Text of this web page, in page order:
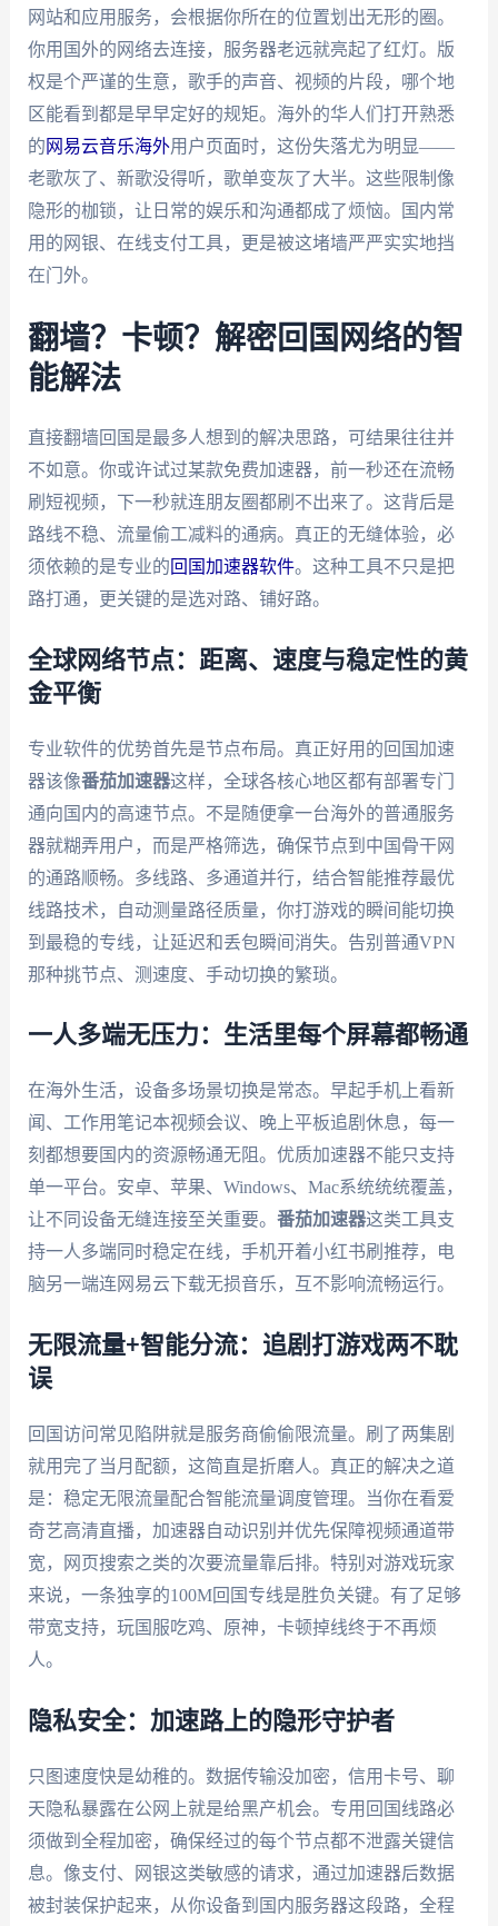
网站和应用服务，会根据你所在的位置划出无形的圈。
你用国外的网络去连接，服务器老远就亮起了红灯。版
权是个严谨的生意，歌手的声音、视频的片段，哪个地
区能看到都是早早定好的规矩。海外的华人们打开熟悉
的 网易云音乐海外用户页面时，这份失落尤为明显——
老歌灰了、新歌没得听，歌单变灰了大半。这些限制像
隐形的枷锁，让日常的娱乐和沟通都成了烦恼。国内常
用的网银、在线支付工具，更是被这堵墙严严实实地挡
在门外。
翻墙？卡顿？解密回国网络的智
能解法
直接翻墙回国是最多人想到的解决思路，可结果往往并
不如意。你或许试过某款免费加速器，前一秒还在流畅
刷短视频，下一秒就连朋友圈都刷不出来了。这背后是
路线不稳、流量偷工减料的通病。真正的无缝体验，必
须依赖的是专业的回国加速器软件。这种工具不只是把
路打通，更关键的是选对路、铺好路。
全球网络节点：距离、速度与稳定性的黄
金平衡
专业软件的优势首先是节点布局。真正好用的回国加速
器该像番茄加速器这样，全球各核心地区都有部署专门
通向国内的高速节点。不是随便拿一台海外的普通服务
器就糊弄用户，而是严格筛选，确保节点到中国骨干网
的通路顺畅。多线路、多通道并行，结合智能推荐最优
线路技术，自动测量路径质量，你打游戏的瞬间能切换
到最稳的专线，让延迟和丢包瞬间消失。告别普通VPN
那种挑节点、测速度、手动切换的繁琐。
一人多端无压力：生活里每个屏幕都畅通
在海外生活，设备多场景切换是常态。早起手机上看新
闻、工作用笔记本视频会议、晚上平板追剧休息，每一
刻都想要国内的资源畅通无阻。优质加速器不能只支持
单一平台。安卓、苹果、Windows、Mac系统统统覆盖，
让不同设备无缝连接至关重要。 番茄加速器这类工具支
持一人多端同时稳定在线，手机开着小红书刷推荐，电
脑另一端连网易云下载无损音乐，互不影响流畅运行。
无限流量+智能分流：追剧打游戏两不耽
误
回国访问常见陷阱就是服务商偷偷限流量。刷了两集剧
就用完了当月配额，这简直是折磨人。真正的解决之道
是：稳定无限流量配合智能流量调度管理。当你在看爱
奇艺高清直播，加速器自动识别并优先保障视频通道带
宽，网页搜索之类的次要流量靠后排。特别对游戏玩家
来说，一条独享的100M回国专线是胜负关键。有了足够
带宽支持，玩国服吃鸡、原神，卡顿掉线终于不再烦
人。
隐私安全：加速路上的隐形守护者
只图速度快是幼稚的。数据传输没加密，信用卡号、聊
天隐私暴露在公网上就是给黑产机会。专用回国线路必
须做到全程加密，确保经过的每个节点都不泄露关键信
息。像支付、网银这类敏感的请求，通过加速器后数据
被封装保护起来，从你设备到国内服务器这段路，全程